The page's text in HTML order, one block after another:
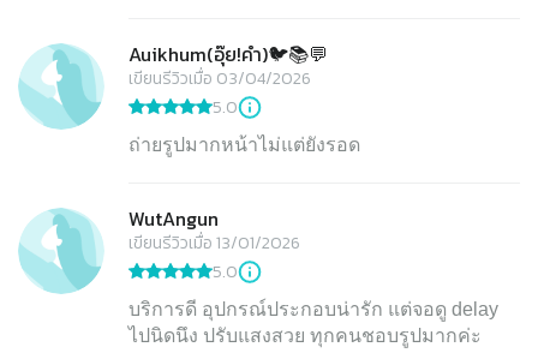
Auikhum(อุ๊ย!คำ)🐦📚💬
เขียนรีวิวเมื่อ 03/04/2026
5.0
ถ่ายรูปมากหน้าไม่แต่ยังรอด
WutAngun
เขียนรีวิวเมื่อ 13/01/2026
5.0
บริการดี อุปกรณ์ประกอบน่ารัก แต่จอดู delay
ไปนิดนึง ปรับแสงสวย ทุกคนชอบรูปมากค่ะ